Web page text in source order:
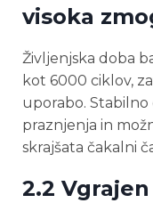
visoka
Življenjska doba
kot 6000 ciklov,
uporabo.
praznjenja in
skrajšata čakalni
2.2